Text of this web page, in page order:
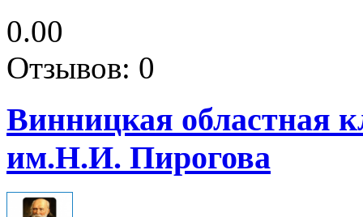
0.00
Отзывов: 0
Винницкая областная
им.Н.И. Пирогова